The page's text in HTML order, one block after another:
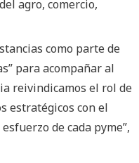
agro, comercio,
como parte de
para acompañar al
reivindicamos el rol de
estratégicos con el
de cada pyme”,